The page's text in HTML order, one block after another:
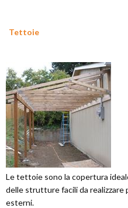
Tettoie
Le tettoie sono la copertura
delle strutture facili da realizzare
esterni.